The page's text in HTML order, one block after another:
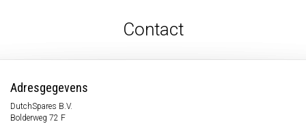
Contact
Adresgegevens
DutchSpares B.V.
Bolderweg 72 F